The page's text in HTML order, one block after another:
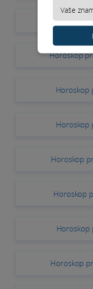
Horoskop
Horoskop
Horoskop
Horoskop
Horoskop
Horoskop
Horoskop
Horoskop